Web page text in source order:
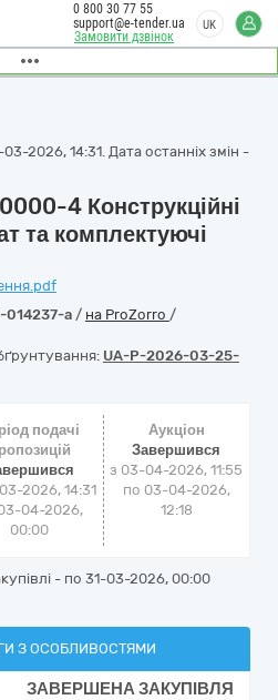
Замовити дзвінок
0 800 30 77 55
support@e-tender.ua
UK
2026, 14:31. Дата останніх змін -
4 Конструкційні
та комплектуючі
a / на ProZorro /
UA-P-2026-03-25-
подачі
2026, 14:31
04-2026,
00:00
Аукціон
Завершився
з 03-04-2026, 11:55
по 03-04-2026,
12:18
- по 31-03-2026, 00:00
З ОСОБЛИВОСТЯМИ
ЗАВЕРШЕНА ЗАКУПІВЛЯ